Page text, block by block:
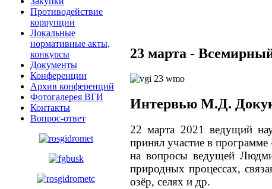
Противодействие
коррупции
Локальные
нормативные акты,
конкурсы
Документы
Конференции
Архив конференций
Фотогалерея ВГИ
Контакты
Вопрос-ответ
23 марта -
Интервью М.Д.
22 марта 2021 ведущий
принял участие в
на вопросы ведущей
природных процессах,
озёр, селях и др.